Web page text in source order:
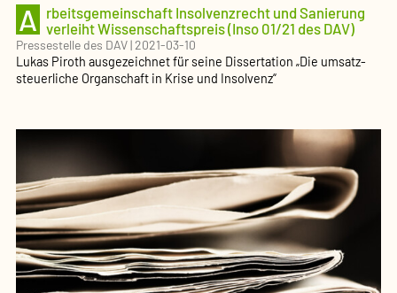
A rbeits­ge­mein­schaft Insolvenzrecht und Sanierung
verleiht Wissen­schaftspreis (Inso 01/21 des DAV)
Pressestelle des DAV|2021-03-10
Lukas Piroth ausgezeichnet für seine Disser­tation „Die umsatz­
steu­erliche Organschaft in Krise und Insolvenz“